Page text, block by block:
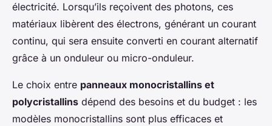
électricité. Lorsqu’ils reçoivent des photons, ces
matériaux libèrent des électrons, générant un courant
continu, qui sera ensuite converti en courant alternatif
grâce à un onduleur ou micro-onduleur.
Le choix entre panneaux monocristallins et
polycristallins dépend des besoins et du budget : les
modèles monocristallins sont plus efficaces et